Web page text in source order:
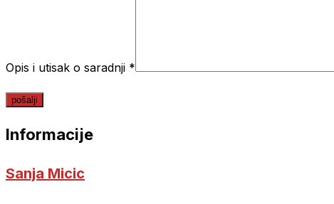
Opis i utisak o saradnji *
Informacije
Sanja Micic